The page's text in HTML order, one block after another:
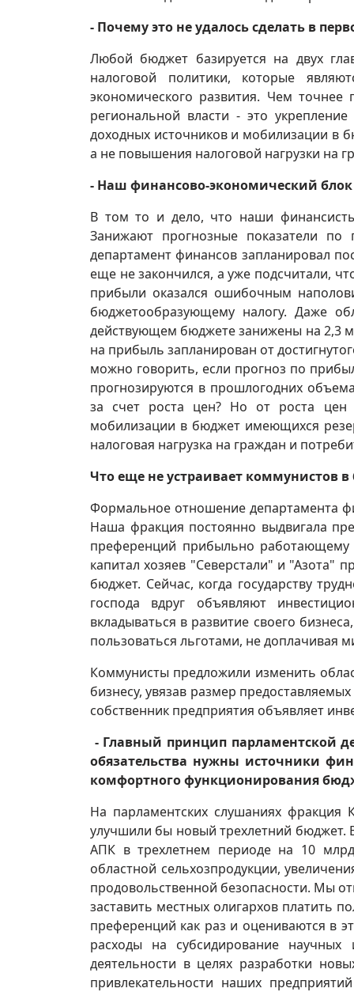
- Почему это не удалось сделать в
Любой бюджет базируется на двух
налоговой политики, которые
экономического развития. Чем
региональной власти - это
доходных источников и мобилизации в
а не повышения налоговой нагрузки на
- Наш финансово-экономический блок
В том то и дело, что наши
Занижают прогнозные показатели
департамент финансов запланировал
еще не закончился, а уже подсчитали,
прибыли оказался ошибочным
бюджетообразующему налогу. Даже
действующем бюджете занижены на 2,3
на прибыль запланирован от
можно говорить, если прогноз по
прогнозируются в прошлогодних
за счет роста цен? Но от роста
мобилизации в бюджет имеющихся
налоговая нагрузка на граждан и
Что еще не устраивает коммунистов
Формальное отношение департамента
Наша фракция постоянно выдвигала
преференций прибыльно работающему
капитал хозяев "Северстали" и "Азота"
бюджет. Сейчас, когда государству
господа вдруг объявляют
вкладываться в развитие своего
пользоваться льготами, не доплачивая
Коммунисты предложили изменить
бизнесу, увязав размер
собственник предприятия объявляет
- Главный принцип парламентской
обязательства нужны источники
комфортного функционирования
На парламентских слушаниях
улучшили бы новый трехлетний бюджет.
АПК в трехлетнем периоде на 10
областной сельхозпродукции,
продовольственной безопасности. Мы
заставить местных олигархов платить
преференций как раз и оцениваются в
расходы на субсидирование научных
деятельности в целях разработки
привлекательности наших